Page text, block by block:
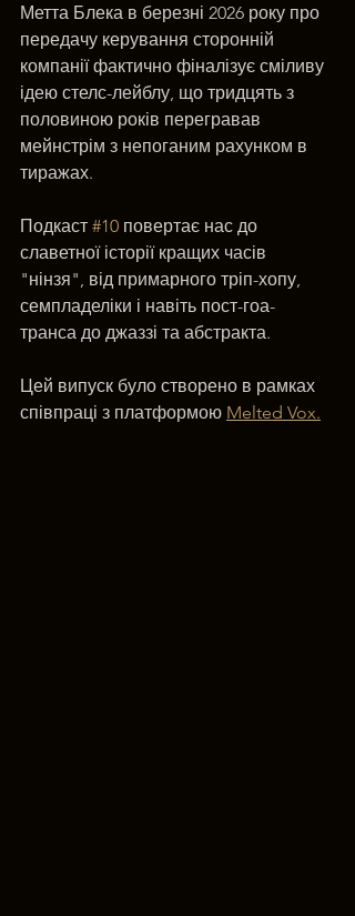
Метта Блека в березні 2026 року про
передачу керування сторонній
компанії фактично фіналізує сміливу
ідею стелс-лейблу, що тридцять з
половиною років перегравав
мейнстрім з непоганим рахунком в
тиражах.
Подкаст #10 повертає нас до
славетної історії кращих часів
"нінзя", від примарного тріп-хопу,
семпладеліки і навіть пост-гоа-
транса до джаззі та абстракта.
Цей випуск було створено в рамках
співпраці з платформою Melted Vox.